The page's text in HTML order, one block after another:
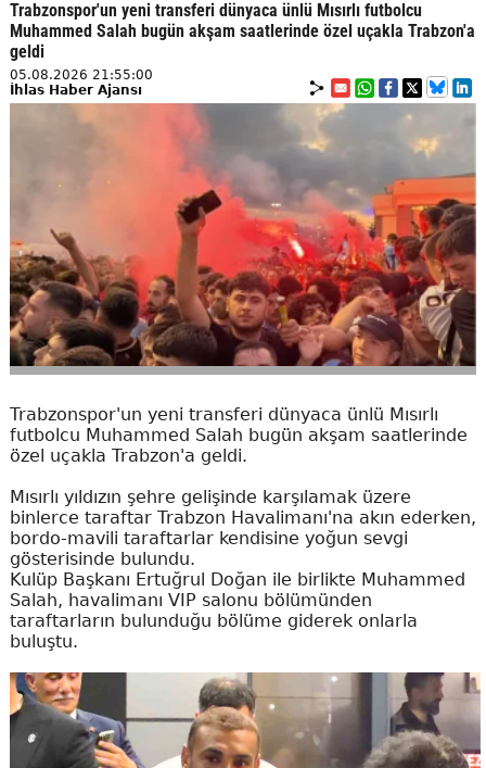
Trabzonspor'un yeni transferi dünyaca ünlü Mısırlı futbolcu
Muhammed Salah bugün akşam saatlerinde özel uçakla Trabzon'a
geldi
05.08.2026 21:55:00
İhlas Haber Ajansı
Trabzonspor'un yeni transferi dünyaca ünlü Mısırlı
futbolcu Muhammed Salah bugün akşam saatlerinde
özel uçakla Trabzon'a geldi.
Mısırlı yıldızın şehre gelişinde karşılamak üzere
binlerce taraftar Trabzon Havalimanı'na akın ederken,
bordo-mavili taraftarlar kendisine yoğun sevgi
gösterisinde bulundu.
Kulüp Başkanı Ertuğrul Doğan ile birlikte Muhammed
Salah, havalimanı VIP salonu bölümünden
taraftarların bulunduğu bölüme giderek onlarla
buluştu.